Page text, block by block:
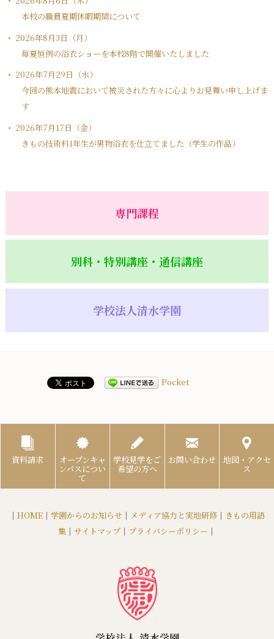
本校の職員夏期休暇期間について
2026年8月3日（月）
毎夏恒例の浴衣ショーを本校8階で開催いたしました
2026年7月29日（水）
今回の熊本地震において被災された方々に心よりお見舞い申し上げま
す
2026年7月17日（金）
きもの技術科1年生が男物浴衣を仕立てました（学生の作品）
専門課程
別科・特別講座・通信講座
学校法人清水学園
Pocket
資料請求 オープンキャ
ンパスについ
て
学校見学をご
希望の方へ
お問い合わせ 地図・アクセ
ス
｜ HOME ｜ 学園からのお知らせ ｜ メディア協力と実地研修 ｜ きもの用語
集 ｜ サイトマップ ｜ プライバシーポリシー ｜